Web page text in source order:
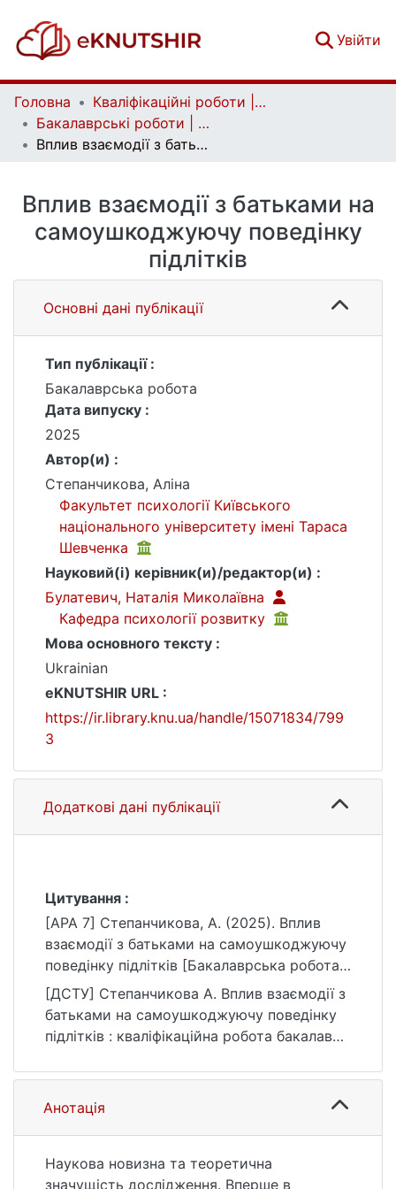
Увійти
Головна
Кваліфікаційні роботи | Qualifying works
Бакалаврські роботи | Bachelor theses
Вплив взаємодії з батьками на самоушкоджуючу поведінку підлітків
Вплив взаємодії з батьками на
самоушкоджуючу поведінку
підлітків
Основні дані публікації
Тип публікації :
Бакалаврська робота
Дата випуску :
2025
Автор(и) :
Степанчикова, Аліна
Факультет психології Київського
національного університету імені Тараса
Шевченка
Науковий(і) керівник(и)/редактор(и) :
Булатевич, Наталія Миколаївна
Кафедра психології розвитку
Мова основного тексту :
Ukrainian
eKNUTSHIR URL :
https://ir.library.knu.ua/handle/15071834/799
3
Додаткові дані публікації
Цитування :
[APA 7] Степанчикова, А. (2025). Вплив
взаємодії з батьками на самоушкоджуючу
поведінку підлітків [Бакалаврська робота,
Київський національний університет імені
Тараса Шевченка]. eKNUTSHIR.
https://ir.library.knu.ua/handle/15071834/799
[ДСТУ] Степанчикова А. Вплив взаємодії з
батьками на самоушкоджуючу поведінку
підлітків : кваліфікаційна робота бакалавра
кер. Н. М. Булатевич. Київ, 2025. 107 с.
URL:
https://ir.library.knu.ua/handle/15071834/799
Анотація
Наукова новизна та теоретична
значущість дослідження. Вперше в